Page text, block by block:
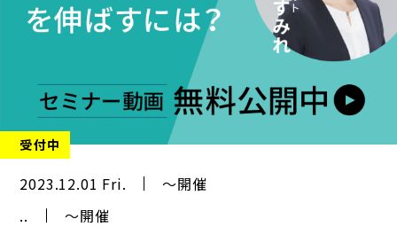
受付中
2023.12.01 Fri.
～開催
..
～開催